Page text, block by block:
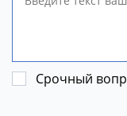
Срочный